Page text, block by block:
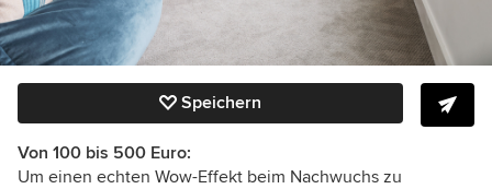
Speichern
Von 100 bis 500 Euro:
Um einen echten Wow-Effekt beim Nachwuchs zu